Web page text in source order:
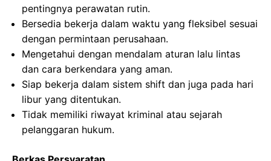
pentingnya perawatan rutin.
Bersedia bekerja dalam waktu yang fleksibel sesuai
dengan permintaan perusahaan.
Mengetahui dengan mendalam aturan lalu lintas
dan cara berkendara yang aman.
Siap bekerja dalam sistem shift dan juga pada hari
libur yang ditentukan.
Tidak memiliki riwayat kriminal atau sejarah
pelanggaran hukum.